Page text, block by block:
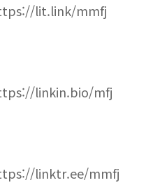
lit.link/mmfj
linkin.bio/mfj
linktr.ee/mmfj